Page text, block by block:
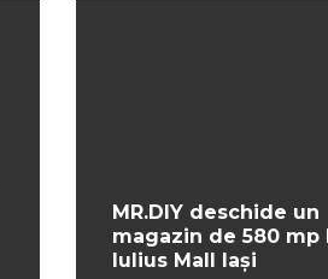
MR.DIY deschide un
magazin de 580 mp
Iulius Mall Iași